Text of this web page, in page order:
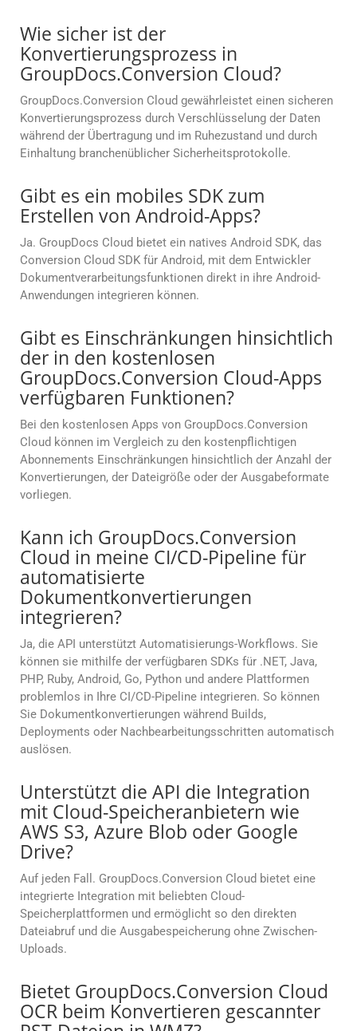
Wie sicher ist der
Konvertierungsprozess in
GroupDocs.Conversion Cloud?
GroupDocs.Conversion Cloud gewährleistet einen sicheren
Konvertierungsprozess durch Verschlüsselung der Daten
während der Übertragung und im Ruhezustand und durch
Einhaltung branchenüblicher Sicherheitsprotokolle.
Gibt es ein mobiles SDK zum
Erstellen von Android-Apps?
Ja. GroupDocs Cloud bietet ein natives Android SDK, das
Conversion Cloud SDK für Android, mit dem Entwickler
Dokumentverarbeitungsfunktionen direkt in ihre Android-
Anwendungen integrieren können.
Gibt es Einschränkungen hinsichtlich
der in den kostenlosen
GroupDocs.Conversion Cloud-Apps
verfügbaren Funktionen?
Bei den kostenlosen Apps von GroupDocs.Conversion
Cloud können im Vergleich zu den kostenpflichtigen
Abonnements Einschränkungen hinsichtlich der Anzahl der
Konvertierungen, der Dateigröße oder der Ausgabeformate
vorliegen.
Kann ich GroupDocs.Conversion
Cloud in meine CI/CD-Pipeline für
automatisierte
Dokumentkonvertierungen
integrieren?
Ja, die API unterstützt Automatisierungs-Workflows. Sie
können sie mithilfe der verfügbaren SDKs für .NET, Java,
PHP, Ruby, Android, Go, Python und andere Plattformen
problemlos in Ihre CI/CD-Pipeline integrieren. So können
Sie Dokumentkonvertierungen während Builds,
Deployments oder Nachbearbeitungsschritten automatisch
auslösen.
Unterstützt die API die Integration
mit Cloud-Speicheranbietern wie
AWS S3, Azure Blob oder Google
Drive?
Auf jeden Fall. GroupDocs.Conversion Cloud bietet eine
integrierte Integration mit beliebten Cloud-
Speicherplattformen und ermöglicht so den direkten
Dateiabruf und die Ausgabespeicherung ohne Zwischen-
Uploads.
Bietet GroupDocs.Conversion Cloud
OCR beim Konvertieren gescannter